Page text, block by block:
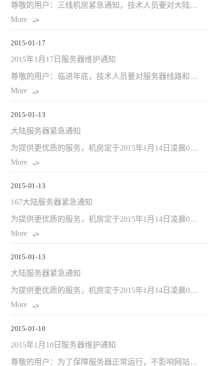
尊敬的用户：三线机房紧急通知，技术人员要对大陆三线服务器线路端口维护，维护期间可能会影响网站正常运行。感谢您对尚武科技的大力支持，给您带来不便还请您谅解。温馨提示1：后台操作频繁刷屏更新发布可能会造成
More
2015-01-17
2015年1月17日服务器维护通知
尊敬的用户：临进年底，技术人员要对服务器线路和内部系统进行升级和更换，为了保障2015年服务器正常使用，我们将于本周起，每周的六、日关闭所有FTP，保障数据完整和服务器正常进行维护。次日凌晨8点服务器
More
2015-01-13
大陆服务器紧急通知
为提供更优质的服务，机房定于2015年1月14日凌晨0:00-6:00 进行设备升级，届时BGP机房电信线路可能出现延时增大或丢包现象，请客户提前做好准备，在维护期间请不要随意操作网站后台，对此给您带
More
2015-01-13
167大陆服务器紧急通知
为提供更优质的服务，机房定于2015年1月14日凌晨0:00-6:00 进行设备升级，届时BGP机房电信线路可能出现延时增大或丢包现象，请客户提前做好准备，在维护期间请不要随意操作网站后台，对此给您带
More
2015-01-13
大陆服务器紧急通知
为提供更优质的服务，机房定于2015年1月14日凌晨0:00-6:00 进行设备升级，届时BGP机房电信线路可能出现延时增大或丢包现象，请客户提前做好准备，在维护期间请不要随意操作网站后台，对此给您带
More
2015-01-10
2015年1月10日服务器维护通知
尊敬的用户：为了保障服务器正常运行，不影响网站的正常使用，我们将于1月10日对服务器进行维护，清理应用缓冲、网站检测、备份数据。11日凌晨8点服务器正常工作，维护期间网站正常运行。感谢您对尚武科技的大